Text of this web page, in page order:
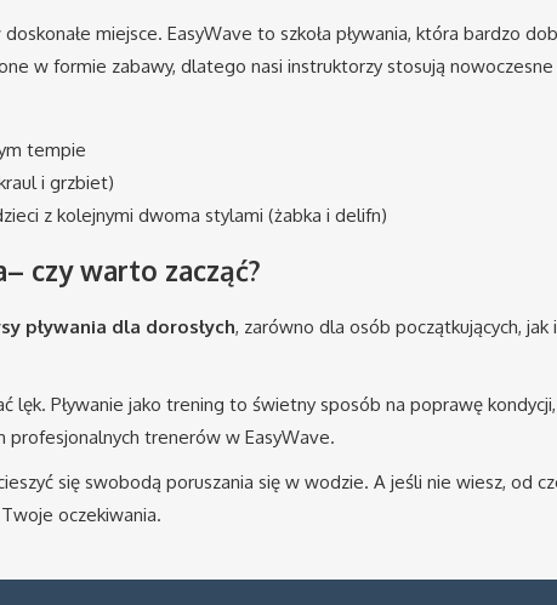
doskonałe miejsce. EasyWave to szkoła pływania, która bardzo
w formie zabawy, dlatego nasi instruktorzy stosują
tempie
i grzbiet)
z kolejnymi dwoma stylami (żabka i delifn)
czy warto zacząć?
pływania dla dorosłych, zarówno dla osób początkujących, jak
lęk. Pływanie jako trening to świetny sposób na poprawę
profesjonalnych trenerów w EasyWave.
się swobodą poruszania się w wodzie. A jeśli nie wiesz, od
oczekiwania.